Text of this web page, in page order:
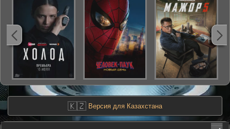
🇰🇿 Версия для Казахстана